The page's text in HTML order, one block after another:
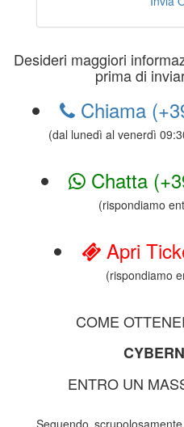
Desideri maggiori
prima di
Chiama
(dal lunedì al venerdì
Chatta
(rispondiamo
Apri
(rispondiamo
COME
ENTRO UN